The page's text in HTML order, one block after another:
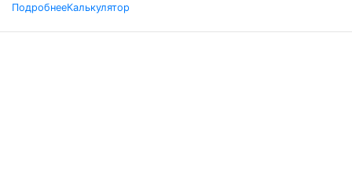
ПодробнееКалькулятор